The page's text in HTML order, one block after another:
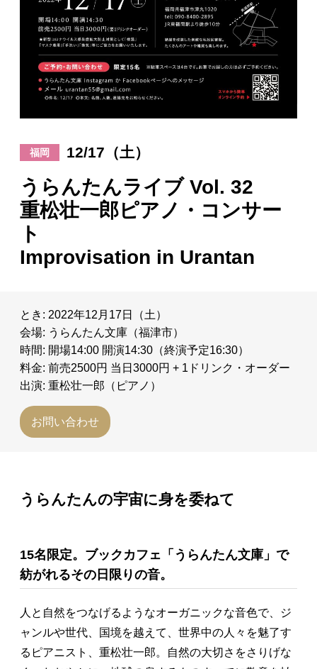
Specials
プロフィール
演奏依頼
福岡 12/17（土）
うらんたんライブ Vol. 32
重松壮一郎ピアノ・コンサー
ト
Improvisation in Urantan
とき: 2022年12月17日（土）
会場: うらんたん文庫（福津市）
時間: 開場14:00 開演14:30（終演予定16:30）
料金: 前売2500円 当日3000円 + 1ドリンク・オーダー
出演: 重松壮一郎（ピアノ）
お問い合わせ
うらんたんの宇宙に身を委ねて
15名限定。ブックカフェ「うらんたん文庫」で
紡がれるその日限りの音。
人と自然をつなげるようなオーガニックな音色で、ジ
ャンルや世代、国境を越えて、世界中の人々を魅了す
るピアニスト、重松壮一郎。自然の大切さをさりげな